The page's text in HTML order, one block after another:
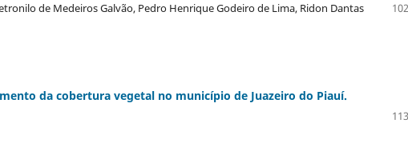
de Medeiros Galvão, Pedro Henrique Godeiro de Lima, Ridon Dantas
da cobertura vegetal no município de Juazeiro do Piauí.